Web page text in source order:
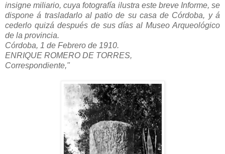
insigne miliario, cuya fotografía ilustra este breve Informe, se
dispone á trasladarlo al patio de su casa de Córdoba, y á
cederlo quizá después de sus días al Museo Arqueológico
de la provincia.
Córdoba, 1 de Febrero de 1910.
ENRIQUE ROMERO DE TORRES,
Correspondiente,"